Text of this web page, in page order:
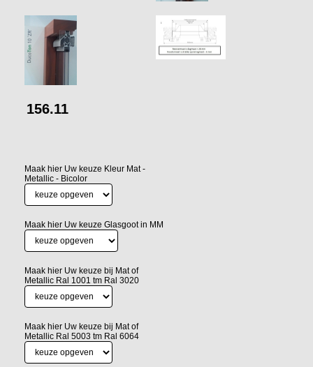
156.11
Maak hier Uw keuze Kleur Mat -
Metallic - Bicolor
Maak hier Uw keuze Glasgoot in MM
Maak hier Uw keuze bij Mat of
Metallic Ral 1001 tm Ral 3020
Maak hier Uw keuze bij Mat of
Metallic Ral 5003 tm Ral 6064